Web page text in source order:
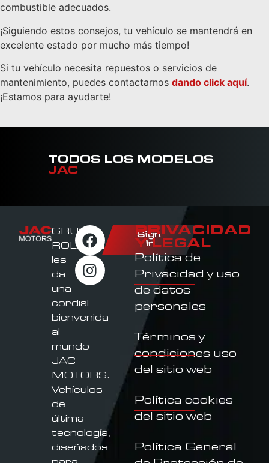
combustible adecuados.
¡Siguiendo estos consejos, tu vehículo se mantendrá en
excelente estado por mucho más tiempo!
Si tu vehículo necesita repuestos o servicios de
mantenimiento, puedes contactarnos dando click aquí.
¡Estamos para ayudarte!
TODOS LOS MODELOS
JAC
GRUPO
ROLDAN
les
da
una
cordial
bienvenida
al
mundo
JAC
MOTORS.
Vehículos
de
última
tecnología,
diseñados
Sign
In
PRIVACIDAD
Y LEGAL
Política de
Privacidad y uso
de datos
personales
Términos y
condiciones uso
del sitio web
Política cookies
del sitio web
Política General